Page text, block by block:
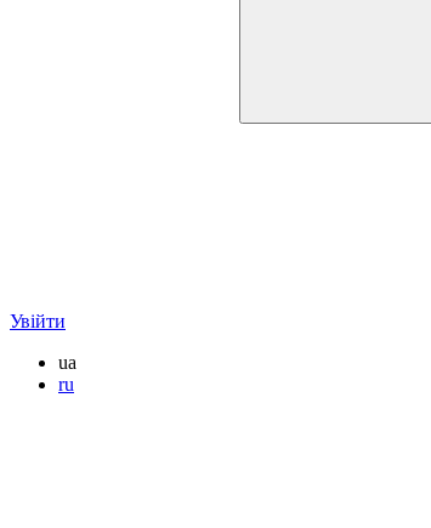
Увійти
ua
ru